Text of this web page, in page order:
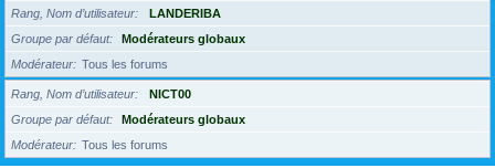
Rang, Nom d’utilisateur
LANDERIBA
Groupe par défaut
Modérateurs globaux
Modérateur
Tous les forums
Rang, Nom d’utilisateur
NICT00
Groupe par défaut
Modérateurs globaux
Modérateur
Tous les forums